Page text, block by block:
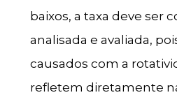
baixos, a taxa deve ser
analisada e avaliada,
causados com a
refletem diretamente